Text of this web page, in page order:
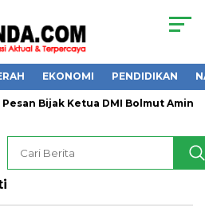
EKONOMI PENDIDIKAN
Pesan Bijak Ketua DMI Bolmut Amin